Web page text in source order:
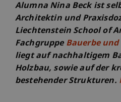
Alumna Nina Beck ist
Architektin und
Liechtenstein School of
Fachgruppe Bauerbe
liegt auf nachhaltigem
Holzbau, sowie auf der
bestehender Strukturen.